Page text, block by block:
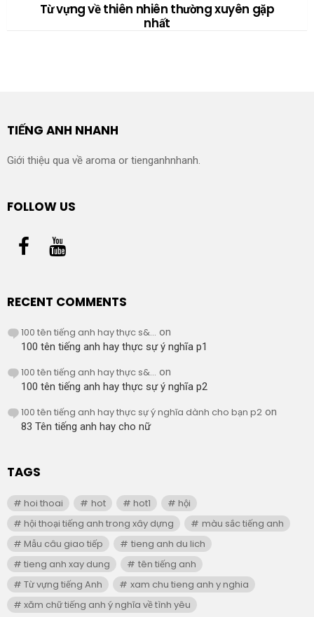
Từ vựng về thiên nhiên thường xuyên gặp
nhất
TIẾNG ANH NHANH
Giới thiệu qua về aroma or tienganhnhanh.
FOLLOW US
RECENT COMMENTS
100 tên tiếng anh hay thực s&... on
100 tên tiếng anh hay thực sự ý nghĩa p1
100 tên tiếng anh hay thực s&... on
100 tên tiếng anh hay thực sự ý nghĩa p2
100 tên tiếng anh hay thực sự ý nghĩa dành cho bạn p2 on
83 Tên tiếng anh hay cho nữ
TAGS
hoi thoai hot hot1
hội
hội thoại tiếng anh trong xây dựng
màu sắc tiếng anh
Mẫu câu giao tiếp
tieng anh du lich
tieng anh xay dung
tên tiếng anh
Từ vựng tiếng Anh
xam chu tieng anh y nghia
xăm chữ tiếng anh ý nghĩa về tình yêu